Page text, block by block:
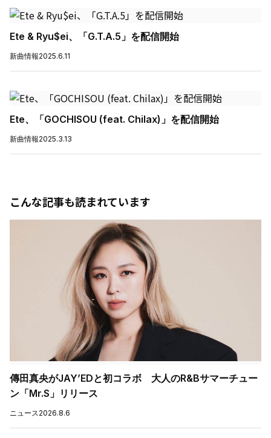
Ete & Ryu$ei、「G.T.A.5」を配信開始
新曲情報2025.6.11
Ete、「GOCHISOU (feat. Chilax)」を配信開始
新曲情報2025.3.13
こんな記事も読まれています
傳田真央がJAY’EDと初コラボ 大人のR&Bサマーチュー
ン「Mr.S」リリース
ニュース 2026.8.6